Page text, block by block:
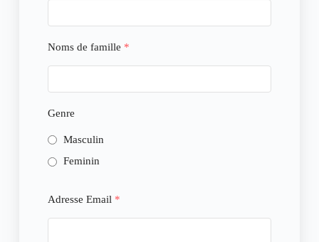
Noms de famille *
Genre
Masculin
Feminin
Adresse Email *